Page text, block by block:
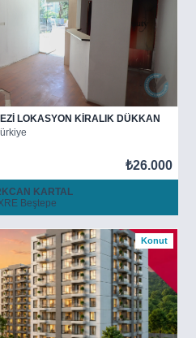
LOKASYON KİRALIK DÜKKAN
₺26.000
KARTAL
Beştepe
Konut